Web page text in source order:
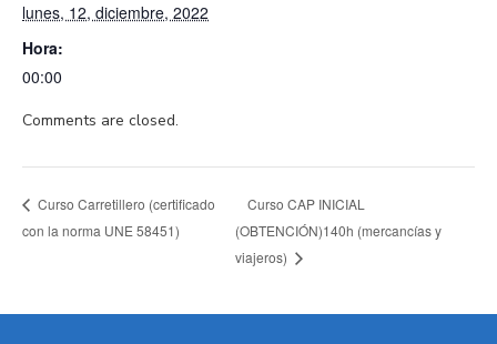
lunes, 12, diciembre, 2022
Hora:
00:00
Comments are closed.
Curso Carretillero (certificado
con la norma UNE 58451)
Curso CAP INICIAL
(OBTENCIÓN)140h (mercancías y
viajeros)